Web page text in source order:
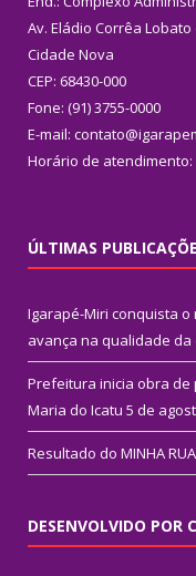
Av. Eládio Corrêa
Cidade Nova
CEP: 68430-000
Fone: (91) 3755-0000
E-mail:
Horário de atendimento:
ÚLTIMAS
Igarapé-Miri conquista o
avança na qualidade da
Prefeitura inicia obra de
Maria do Icatu 5 de
Resultado do MINHA
DESENVOLVIDO POR